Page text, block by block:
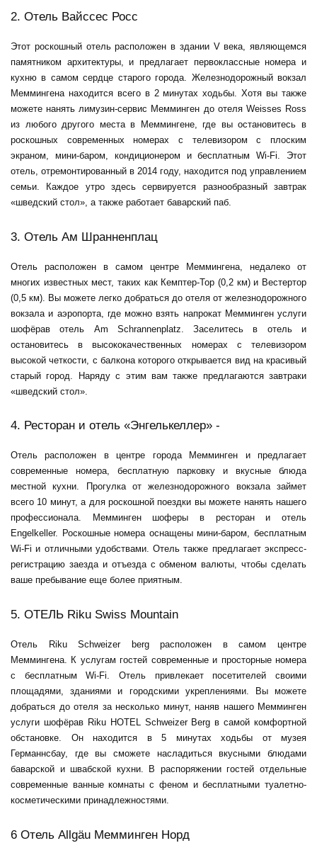
2. Отель Вайссес Росс
Этот роскошный отель расположен в здании V века, являющемся
памятником архитектуры, и предлагает первоклассные номера и
кухню в самом сердце старого города. Железнодорожный вокзал
Меммингена находится всего в 2 минутах ходьбы. Хотя вы также
можете нанятьлимузин-сервис Мемминген до отеля Weisses Ross
из любого другого места в Меммингене, где вы остановитесь в
роскошных современных номерах с телевизором с плоским
экраном, мини-баром, кондиционером и бесплатным Wi-Fi. Этот
отель, отремонтированный в 2014 году, находится под управлением
семьи. Каждое утро здесь сервируется разнообразный завтрак
«шведский стол», а также работает баварский паб.
3. Отель Ам Шранненплац
Отель расположен в самом центре Меммингена, недалеко от
многих известных мест, таких как Кемптер-Тор (0,2 км) и Вестертор
(0,5 км). Вы можете легко добраться до отеля от железнодорожного
вокзала и аэропорта, где можно взять напрокат Мемминген услуги
шофёрав отель Am Schrannenplatz. Заселитесь в отель и
остановитесь в высококачественных номерах с телевизором
высокой четкости, с балкона которого открывается вид на красивый
старый город. Наряду с этим вам также предлагаются завтраки
«шведский стол».
4. Ресторан и отель «Энгелькеллер» -
Отель расположен в центре города Мемминген и предлагает
современные номера, бесплатную парковку и вкусные блюда
местной кухни. Прогулка от железнодорожного вокзала займет
всего 10 минут, а для роскошной поездки вы можете нанять нашего
профессионала.
Мемминген шоферы в ресторан и отель
Engelkeller. Роскошные номера оснащены мини-баром, бесплатным
Wi-Fi и отличными удобствами. Отель также предлагает экспресс-
регистрацию заезда и отъезда с обменом валюты, чтобы сделать
ваше пребывание еще более приятным.
5. ОТЕЛЬ Riku Swiss Mountain
Отель Riku Schweizer berg расположен в самом центре
Меммингена. К услугам гостей современные и просторные номера
с бесплатным Wi-Fi. Отель привлекает посетителей своими
площадями, зданиями и городскими укреплениями. Вы можете
добраться до отеля за несколько минут, наняв нашего Мемминген
услуги шофёрав Riku HOTEL Schweizer Berg в самой комфортной
обстановке. Он находится в 5 минутах ходьбы от музея
Германнсбау, где вы сможете насладиться вкусными блюдами
баварской и швабской кухни. В распоряжении гостей отдельные
современные ванные комнаты с феном и бесплатными туалетно-
косметическими принадлежностями.
6 Отель Allgäu Мемминген Норд